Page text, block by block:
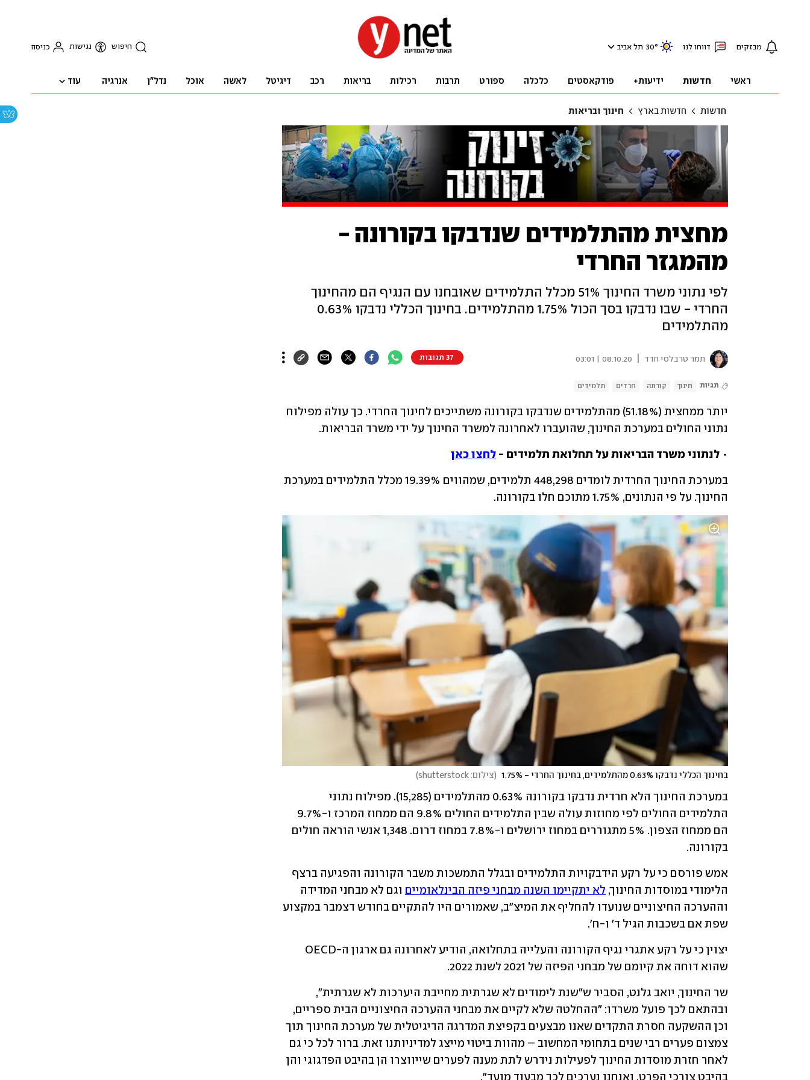
מבזקים דווחו לנו 30° תל אביב חיפוש נגישות כניסה
ראשי חדשות ידיעות+ פודקאסטים כלכלה ספורט תרבות רכילות בריאות רכב דיגיטל לאשה אוכל נדל"ן אנרגיה עוד
חדשות חדשות בארץ חינוך ובריאות
מחצית מהתלמידים שנדבקו בקורונה -
מהמגזר החרדי
לפי נתוני משרד החינוך 51% מכלל התלמידים שאובחנו עם הנגיף הם מהחינוך
החרדי - שבו נדבקו בסך הכול 1.75% מהתלמידים. בחינוך הכללי נדבקו 0.63%
מהתלמידים
תמר טרבלסי חדד 08.10.20 | 03:01 37 תגובות
תגיות חינוך קורונה חרדים תלמידים
נתוני החולים במערכת החינוך, שהועברו לאחרונה למשרד החינוך על ידי משרד הבריאות.
• לנתוני משרד הבריאות על תחלואת תלמידים - לחצו כאן
החינוך. על פי הנתונים, 1.75% מתוכם חלו בקורונה.
בחינוך הכללי נדבקו 0.63% מהתלמידים, בחינוך החרדי - 1.75% (צילום: shutterstock )
בקורונה.
הלימודי במוסדות החינוך, לא יתקיימו השנה מבחני פיזה הבינלאומיים
שפת אם בשכבות הגיל ד' ו-ח'.
שהוא דוחה את קיומם של מבחני הפיזה של 2021 לשנת 2022.
בהיבט צורכי הפרט, ואנחנו נערכים לכך מבעוד מועד".